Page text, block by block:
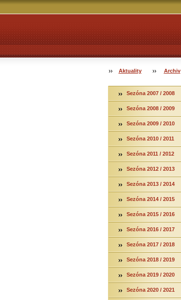
Aktuality Archiv
Sezóna 2007 / 2008
Sezóna 2008 / 2009
Sezóna 2009 / 2010
Sezóna 2010 / 2011
Sezóna 2011 / 2012
Sezóna 2012 / 2013
Sezóna 2013 / 2014
Sezóna 2014 / 2015
Sezóna 2015 / 2016
Sezóna 2016 / 2017
Sezóna 2017 / 2018
Sezóna 2018 / 2019
Sezóna 2019 / 2020
Sezóna 2020 / 2021